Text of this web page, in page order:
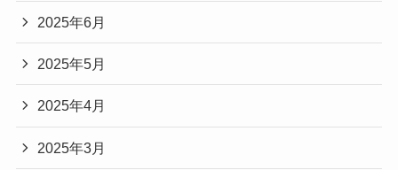
2025年6月
2025年5月
2025年4月
2025年3月